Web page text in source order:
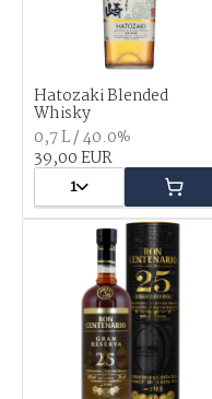
Hatozaki Blended
Whisky
0,7 L / 40.0%
39,00 EUR
1